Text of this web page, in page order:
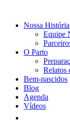
Nossa História
Equipe
O Parto
Relatos
Bem-nascidos
Blog
Agenda
Vídeos